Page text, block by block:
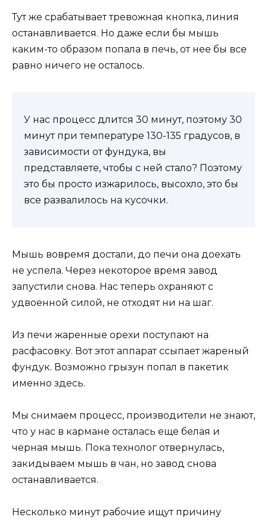
Тут же срабатывает тревожная кнопка, линия
останавливается. Но даже если бы мышь
каким-то образом попала в печь, от нее бы все
равно ничего не осталось.
У нас процесс длится 30 минут, поэтому 30
минут при температуре 130-135 градусов, в
зависимости от фундука, вы
представляете, чтобы с ней стало? Поэтому
это бы просто изжарилось, высохло, это бы
все развалилось на кусочки.
Мышь вовремя достали, до печи она доехать
не успела. Через некоторое время завод
запустили снова. Нас теперь охраняют с
удвоенной силой, не отходят ни на шаг.
Из печи жаренные орехи поступают на
расфасовку. Вот этот аппарат ссыпает жареный
фундук. Возможно грызун попал в пакетик
именно здесь.
Мы снимаем процесс, производители не знают,
что у нас в кармане осталась еще белая и
черная мышь. Пока технолог отвернулась,
закидываем мышь в чан, но завод снова
останавливается.
Несколько минут рабочие ищут причину